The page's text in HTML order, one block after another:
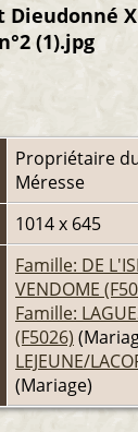
X
(1).jpg
Propriétaire
Méresse
1014 x 645
Famille: DE
VENDOME
Famille:
(F5026)
LEJEUNE/
(Mariage)